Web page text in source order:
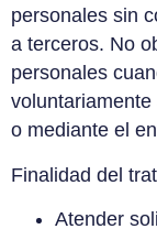
personales sin
a terceros. No
personales
o mediante el
Finalidad del
Atender